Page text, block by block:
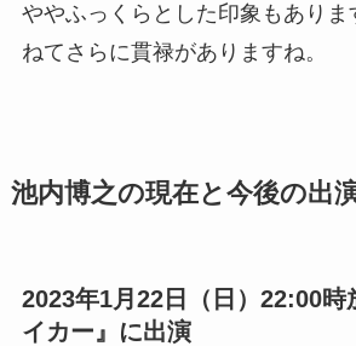
ややふっくらとした印象もありま
ねてさらに貫禄がありますね。
池内博之の現在と今後の出
2023年1月22日（日）22:00時
イカー』に出演